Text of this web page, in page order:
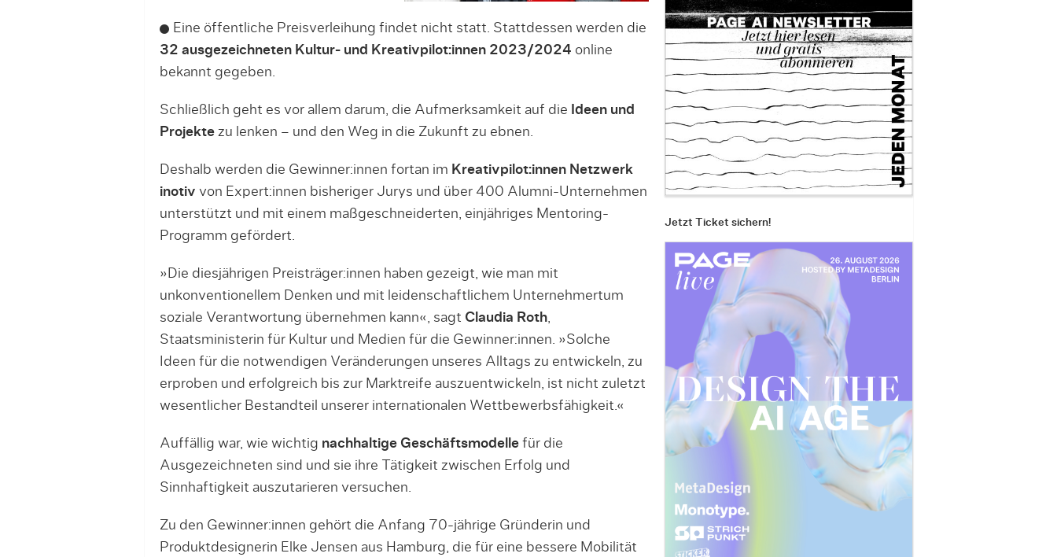
Eine öffentliche Preisverleihung findet nicht statt. Stattdessen werden die
32 ausgezeichneten Kultur- und Kreativpilot:innen 2023/2024 online
bekannt gegeben.
Schließlich geht es vor allem darum, die Aufmerksamkeit auf die Ideen und
Projektezu lenken – und den Weg in die Zukunft zu ebnen.
Deshalb werden die Gewinner:innen fortan im Kreativpilot:innen Netzwerk
inotiv von Expert:innen bisheriger Jurys und über 400 Alumni-Unternehmen
unterstützt und mit einem maßgeschneiderten, einjähriges Mentoring-
Programm gefördert.
»Die diesjährigen Preisträger:innen haben gezeigt, wie man mit
unkonventionellem Denken und mit leidenschaftlichem Unternehmertum
soziale Verantwortung übernehmen kann«, sagt Claudia Roth,
Staatsministerin für Kultur und Medien für die Gewinner:innen. »Solche
Ideen für die notwendigen Veränderungen unseres Alltags zu entwickeln, zu
erproben und erfolgreich bis zur Marktreife auszuentwickeln, ist nicht zuletzt
wesentlicher Bestandteil unserer internationalen Wettbewerbsfähigkeit.«
Auffällig war, wie wichtig nachhaltige Geschäftsmodellefür die
Ausgezeichneten sind und sie ihre Tätigkeit zwischen Erfolg und
Sinnhaftigkeit auszutarieren versuchen.
Zu den Gewinner:innen gehört die Anfang 70-jährige Gründerin und
Produktdesignerin Elke Jensen aus Hamburg, die für eine bessere Mobilität
Jetzt Ticket sichern!